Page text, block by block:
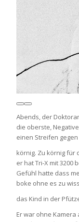
Abends, der
die oberste,
einen Streifen
körnig. Zu körnig für
er hat Tri-X mit 3200
Gefühl hatte dass
boke ohne es zu
das Kind in der
Er war ohne Kamera